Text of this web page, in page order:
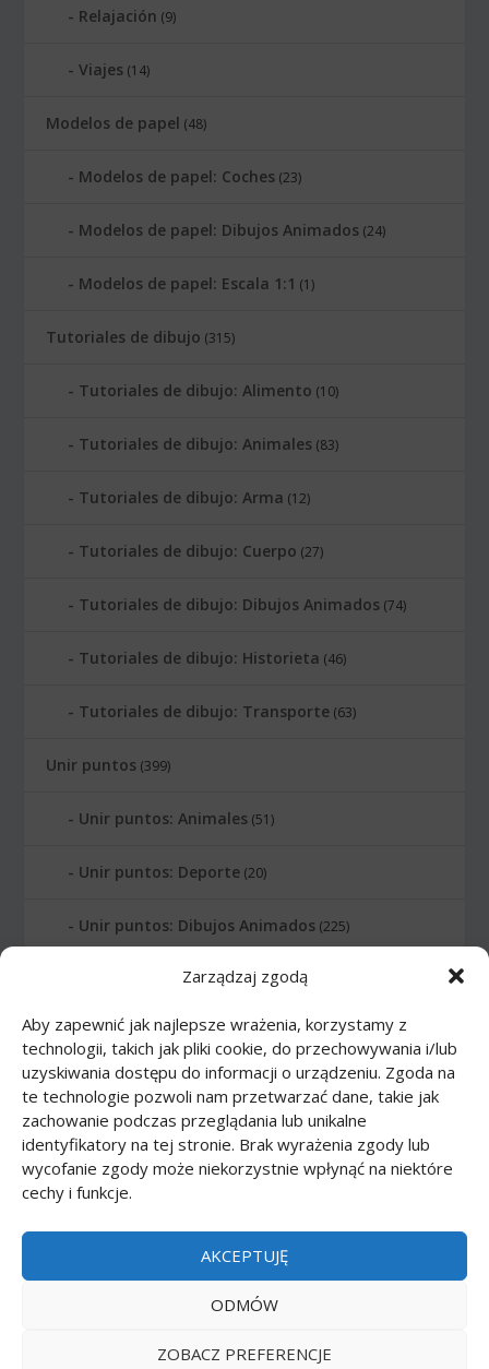
Zarządzaj zgodą
Aby zapewnić jak najlepsze wrażenia, korzystamy z
technologii, takich jak pliki cookie, do przechowywania i/lub
uzyskiwania dostępu do informacji o urządzeniu. Zgoda na
te technologie pozwoli nam przetwarzać dane, takie jak
zachowanie podczas przeglądania lub unikalne
identyfikatory na tej stronie. Brak wyrażenia zgody lub
wycofanie zgody może niekorzystnie wpłynąć na niektóre
cechy i funkcje.
AKCEPTUJĘ
ODMÓW
ZOBACZ PREFERENCJE
Relajación (9)
Viajes (14)
Modelos de papel (48)
Modelos de papel: Coches (23)
Modelos de papel: Dibujos Animados (24)
Modelos de papel: Escala 1:1 (1)
Tutoriales de dibujo (315)
Tutoriales de dibujo: Alimento (10)
Tutoriales de dibujo: Animales (83)
Tutoriales de dibujo: Arma (12)
Tutoriales de dibujo: Cuerpo (27)
Tutoriales de dibujo: Dibujos Animados (74)
Tutoriales de dibujo: Historieta (46)
Tutoriales de dibujo: Transporte (63)
Unir puntos (399)
Unir puntos: Animales (51)
Unir puntos: Deporte (20)
Unir puntos: Dibujos Animados (225)
Unir puntos: Edificios(24)
Unir puntos: Instrumentos musicales(14)
Unir puntos: Letras
Unir puntos: Numeros(12)
Unir puntos: Planetas
Unir puntos: Profesión(21)
Unir puntos: Transporte(16)